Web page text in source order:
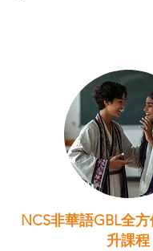
NCS非華語GBL全
升課程